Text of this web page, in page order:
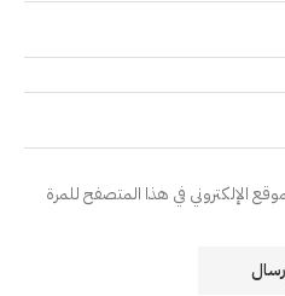
الإلكتروني في هذا المتصفح للمرة